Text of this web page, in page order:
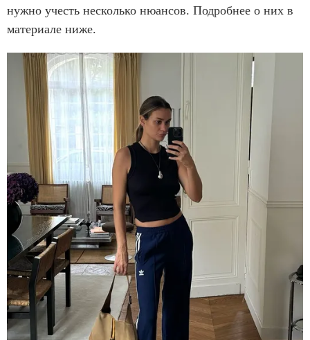
нужно учесть несколько нюансов. Подробнее о них в
материале ниже.